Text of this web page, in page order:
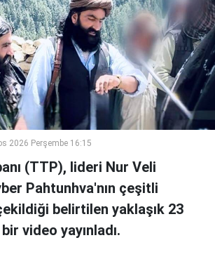
2026 Perşembe 16:15
(TTP), lideri Nur Veli
Pahtunhva'nın çeşitli
belirtilen yaklaşık 23
video yayınladı.